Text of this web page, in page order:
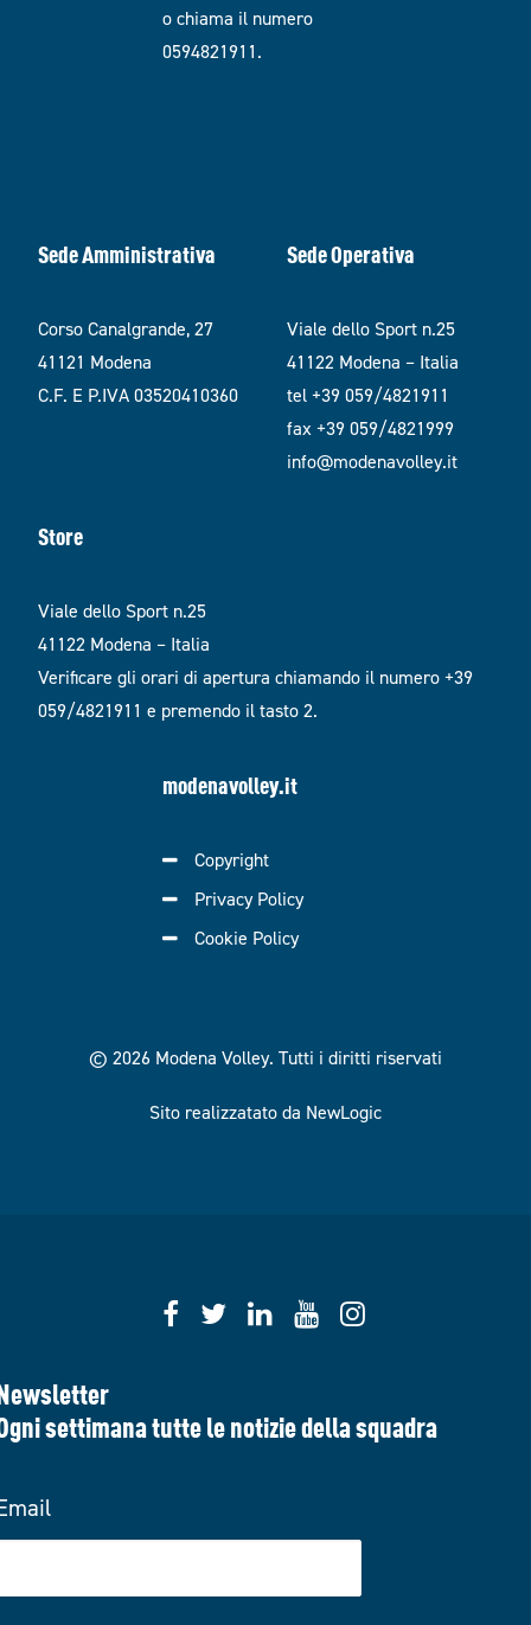
o chiama il numero
0594821911.
Sede Amministrativa
Corso Canalgrande, 27
41121 Modena
C.F. E P.IVA 03520410360
Sede Operativa
Viale dello Sport n.25
41122 Modena – Italia
tel +39 059/4821911
fax +39 059/4821999
info@modenavolley.it
Store
Viale dello Sport n.25
41122 Modena – Italia
Verificare gli orari di apertura chiamando il numero +39
059/4821911 e premendo il tasto 2.
modenavolley.it
Copyright
Privacy Policy
Cookie Policy
© 2026 Modena Volley. Tutti i diritti riservati
Sito realizzatato da NewLogic
settimana tutte le notizie della squadra